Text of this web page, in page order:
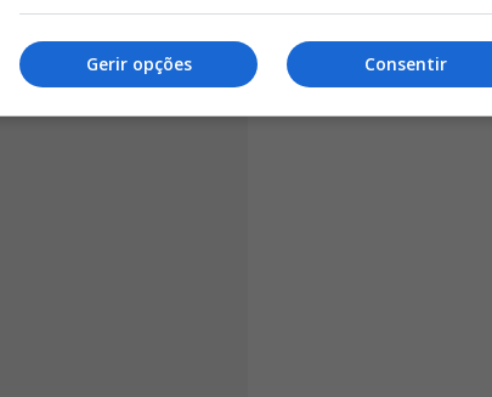
Consentir
Gerir opções